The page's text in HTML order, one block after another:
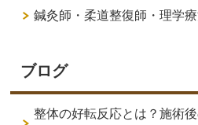
鍼灸師・柔道整復師・理学
ブログ
整体の好転反応とは？施術